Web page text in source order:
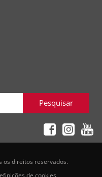
Pesquisar
os direitos reservados.
de cookies